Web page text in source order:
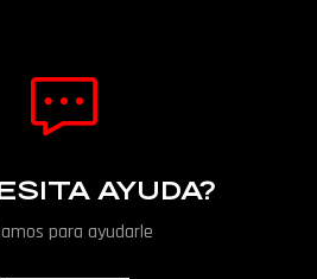
AYUDA?
para ayudarle